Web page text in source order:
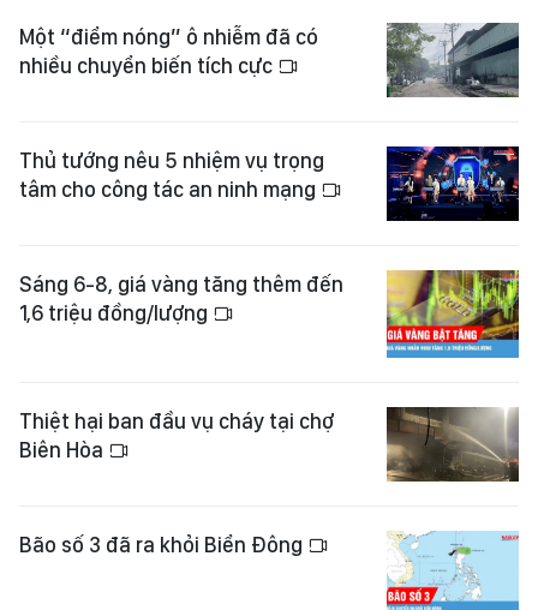
Một “điểm nóng” ô nhiễm đã có
nhiều chuyển biến tích cực
Thủ tướng nêu 5 nhiệm vụ trọng
tâm cho công tác an ninh mạng
Sáng 6-8, giá vàng tăng thêm đến
1,6 triệu đồng/lượng
Thiệt hại ban đầu vụ cháy tại chợ
Biên Hòa
Bão số 3 đã ra khỏi Biển Đông